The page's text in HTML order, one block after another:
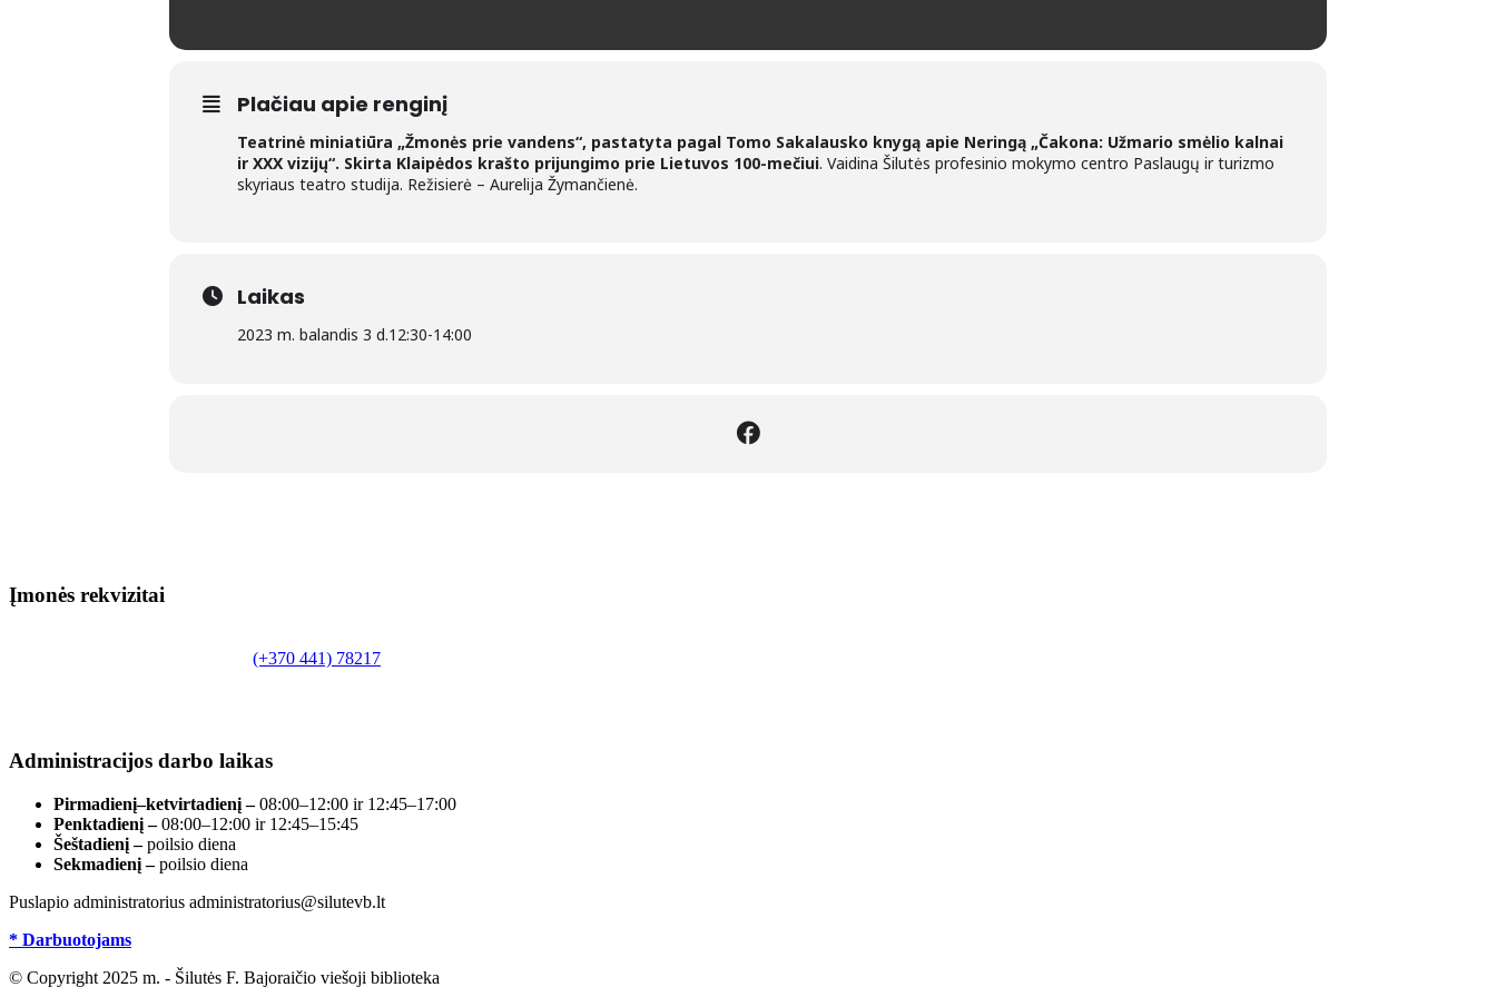
Plačiau apie renginį
Teatrinė miniatiūra „Žmonės prie vandens“, pastatyta pagal Tomo Sakalausko knygą apie Neringą „Čakona: Užmario smėlio kalnai
ir XXX vizijų“. Skirta Klaipėdos krašto prijungimo prie Lietuvos 100-mečiui. Vaidina Šilutės profesinio mokymo centro Paslaugų ir turizmo
skyriaus teatro studija. Režisierė – Aurelija Žymančienė.
Laikas
2023 m. balandis 3 d.12:30-14:00
Įmonės rekvizitai
(+370 441) 78217
Administracijos darbo laikas
Pirmadienį–ketvirtadienį –08:00–12:00 ir 12:45–17:00
Penktadienį –08:00–12:00 ir 12:45–15:45
Šeštadienį –poilsio diena
Sekmadienį –poilsio diena
Puslapio administratorius administratorius@silutevb.lt
* Darbuotojams
© Copyright 2025 m. - Šilutės F. Bajoraičio viešoji biblioteka